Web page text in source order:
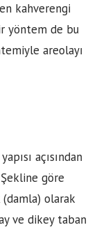
kahverengi
yöntem de bu
areolayı
açısından
göre
olarak
ve dikey taban